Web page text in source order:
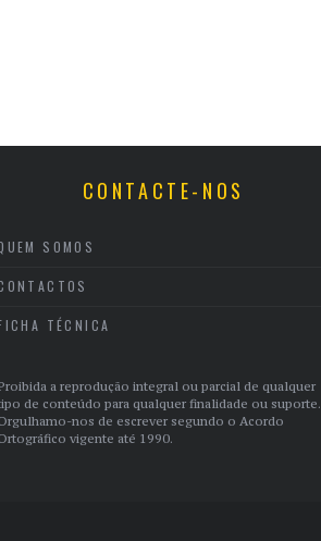
CONTACTE-NOS
SOMOS
TÉCNICA
a reprodução integral ou parcial de qualquer
de conteúdo para qualquer finalidade ou suporte.
nos de escrever segundo o Acordo
vigente até 1990.